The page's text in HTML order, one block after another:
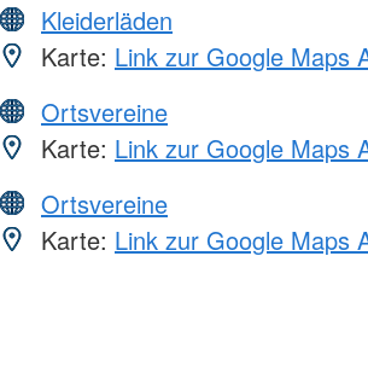
Kleiderläden
Karte: Link zur Google Maps
Ortsvereine
Karte: Link zur Google Maps
Ortsvereine
Karte: Link zur Google Maps